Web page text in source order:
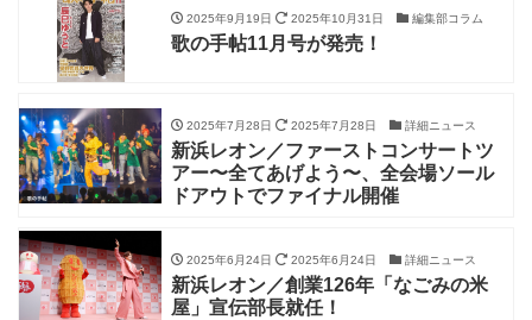
2025年9月19日 2025年10月31日 編集部コラム
歌の手帖11月号が発売！
2025年7月28日 2025年7月28日 詳細ニュース
新浜レオン／ファーストコンサートツ
アー〜全てあげよう〜、全会場ソール
ドアウトでファイナル開催
2025年6月24日 2025年6月24日 詳細ニュース
新浜レオン／創業126年「なごみの米
屋」宣伝部長就任！